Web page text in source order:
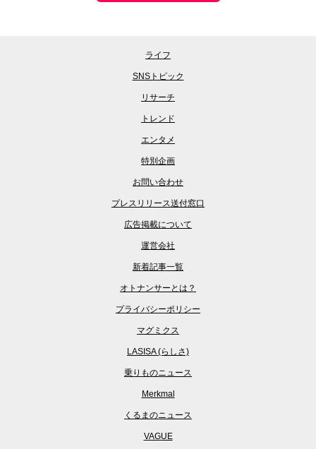
ライフ
SNSトピック
リサーチ
トレンド
エンタメ
特別企画
お問い合わせ
プレスリリース送付窓口
広告掲載について
運営会社
新着記事一覧
オトナンサーとは？
プライバシーポリシー
マグミクス
LASISA (らしさ)
乗りものニュース
Merkmal
くるまのニュース
VAGUE